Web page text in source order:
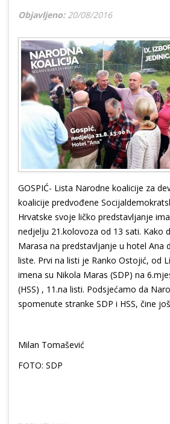
Objavljeno: 20/08/2016
GOSPIĆ- Lista Narodne koalicije za
koalicije predvođene
Hrvatske svoje ličko predstavljanje
nedjelju 21.kolovoza od 13 sati. Kako
Marasa na predstavljanje u hotel Ana
liste. Prvi na listi je Ranko Ostojić, od
imena su Nikola Maras (SDP) na
(HSS) , 11.na listi. Podsjećamo da
spomenute stranke SDP i HSS, čine
Milan Tomašević
FOTO: SDP